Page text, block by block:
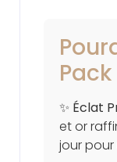
✨ Éclat
et or
jour